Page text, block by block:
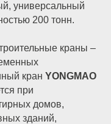
универсальный
200 тонн.
краны –
кран YONGMAO
при
домов,
зданий,